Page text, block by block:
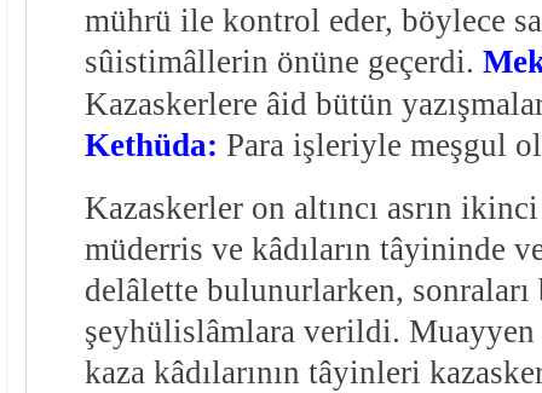
mührü ile kontrol eder, böylece
sûistimâllerin önüne geçerdi.
Kazaskerlere âid bütün
Kethüda: Para işleriyle meşgul
Kazaskerler on altıncı asrın ikinci
müderris ve kâdıların tâyininde
delâlette bulunurlarken,
şeyhülislâmlara verildi. Muayyen
kaza kâdılarının tâyinleri